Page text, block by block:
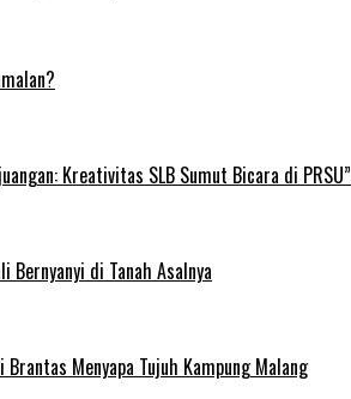
Kreativitas SLB Sumut Bicara di PRSU”
Bernyanyi di Tanah Asalnya
Menyapa Tujuh Kampung Malang